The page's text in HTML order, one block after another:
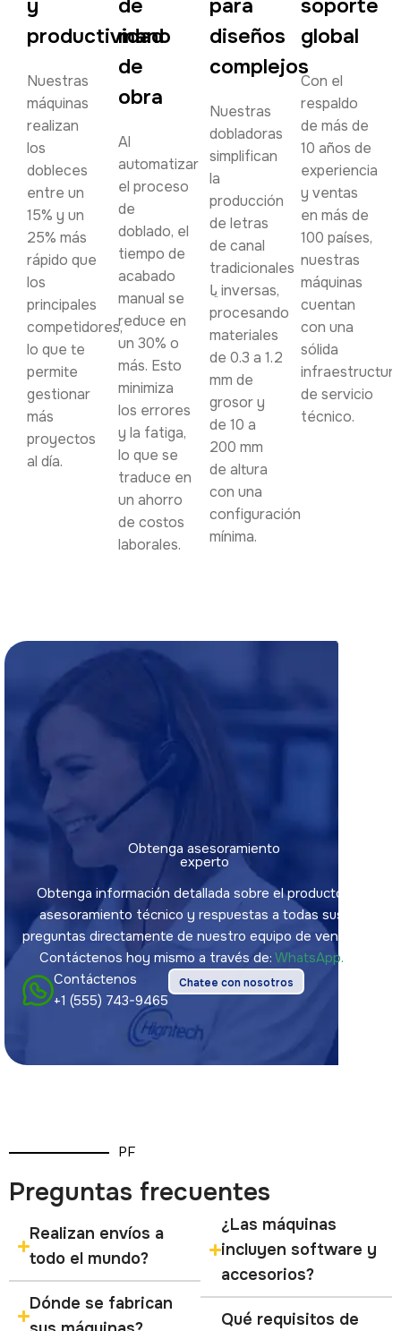
y
productividad
Nuestras
máquinas
realizan
los
dobleces
entre un
15% y un
25% más
rápido que
los
principales
competidores,
lo que te
permite
gestionar
más
proyectos
al día.
de
mano
de
obra
Al
automatizar
el proceso
de
doblado, el
tiempo de
acabado
manual se
reduce en
un 30% o
más. Esto
minimiza
los errores
y la fatiga,
lo que se
traduce en
un ahorro
de costos
laborales.
para
diseños
complejos
Nuestras
dobladoras
simplifican
la
producción
de letras
de canal
tradicionales
یا inversas,
procesando
materiales
de 0.3 a 1.2
mm de
grosor y
de 10 a
200 mm
de altura
con una
configuración
mínima.
soporte
global
Con el
respaldo
de más de
10 años de
experiencia
y ventas
en más de
100 países,
nuestras
máquinas
cuentan
con una
sólida
infraestructura
de servicio
técnico.
Obtenga asesoramiento
experto
Obtenga información detallada sobre el producto,
asesoramiento técnico y respuestas a todas sus
preguntas directamente de nuestro equipo de ventas.
Contáctenos hoy mismo a través de:WhatsApp.
Contáctenos
+1 (555) 743-9465
Chatee con nosotros
PF
Preguntas frecuentes
Realizan envíos a
todo el mundo?
Dónde se fabrican
¿Las máquinas
incluyen software y
accesorios?
Qué requisitos de